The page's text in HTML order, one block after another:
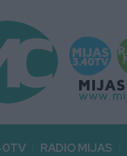
RADIO MIJAS